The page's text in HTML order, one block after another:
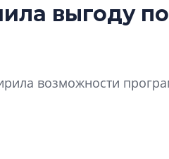
выгоду
возможности